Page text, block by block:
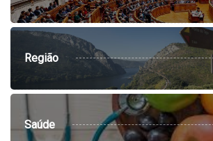
Região
Saúde